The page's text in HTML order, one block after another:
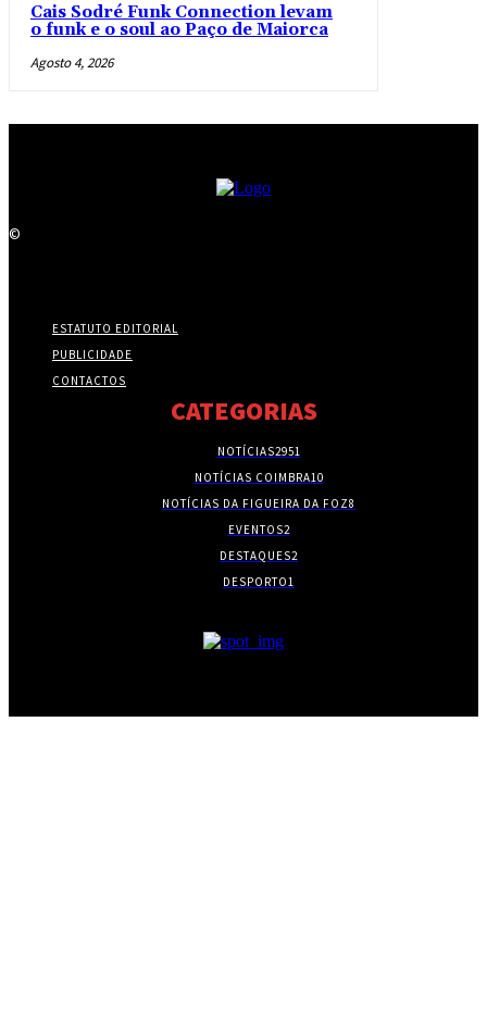
Cais Sodré Funk Connection levam
o funk e o soul ao Paço de Maiorca
Agosto 4, 2026
©
ESTATUTO EDITORIAL
PUBLICIDADE
CONTACTOS
CATEGORIAS
NOTÍCIAS2951
NOTÍCIAS COIMBRA10
NOTÍCIAS DA FIGUEIRA DA FOZ8
EVENTOS2
DESTAQUES2
DESPORTO1